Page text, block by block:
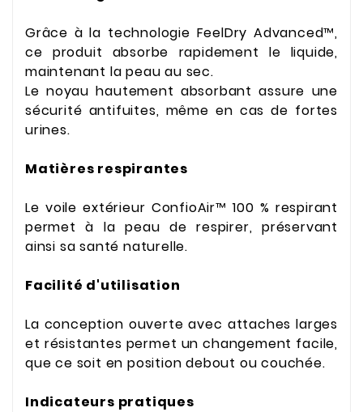
Grâce à la technologie FeelDry Advanced™,
ce produit absorbe rapidement le liquide,
maintenant la peau au sec.
Le noyau hautement absorbant assure une
sécurité antifuites, même en cas de fortes
urines.
Matières respirantes
Le voile extérieur ConfioAir™ 100 % respirant
permet à la peau de respirer, préservant
ainsi sa santé naturelle.
Facilité d'utilisation
La conception ouverte avec attaches larges
et résistantes permet un changement facile,
que ce soit en position debout ou couchée.
Indicateurs pratiques